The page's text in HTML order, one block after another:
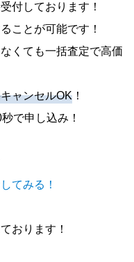
付しております！
ことが可能です！
くても一括査定で高価
ャンセルOK ！
で申し込み！
てみる！
おります！